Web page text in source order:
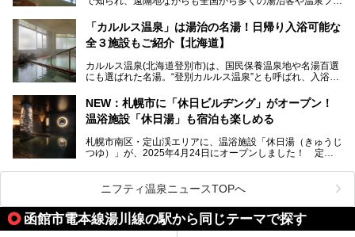
「川島旅館」は、豊富温泉の開湯当初から営業する老舗旅
館。とりわけ温泉の良さと名物のバター料理に定評があり、
の温泉や料理をはじめ、パブリックスペース・客室など宿の
全貌を徹底的にご紹介します！
「カルルス温泉」は湯治の名湯！日帰り入浴可能な
全３施設もご紹介【北海道】
カルルス温泉(北海道登別市)は、国民保養温泉地や名湯百選
にも選ばれた名湯。“登別カルルス温泉”とも呼ばれ、入浴剤
豊かな登別温泉とは対照的な存在で、今も湯治場的な要素が
残る閑静な温泉地です。
地体験し、カルルス温泉をご紹介。温泉地の概要や泉質解説
をはじめ、日帰り入浴可能な全３施設の紹介・周辺観光・ア
NEW：札幌市に「休日ビルヂング」がオープン！
温浴施設「休日湯」も宿泊も楽しめる
札幌市南区・定山渓エリアに、温浴施設「休日湯（きゅうじ
つゆ）」が、2025年4月24日にオープンしました！ 定山
この施設は、温泉・サウナの「休日湯」・ラウンジの「THE
LOUNGE DAYOF」・グルメ「休日洋麺店」・ホテル「エク
スクラメーションホテル」で構成された、まさに大人の癒し
空間。
今回は、そんな「休日ビルヂング」の魅力を5つのポイント
ニフティ温泉ニュースTOPへ
函館市電本線湯川線の駅から同じテーマで探す